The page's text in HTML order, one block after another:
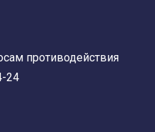
противодействия
24